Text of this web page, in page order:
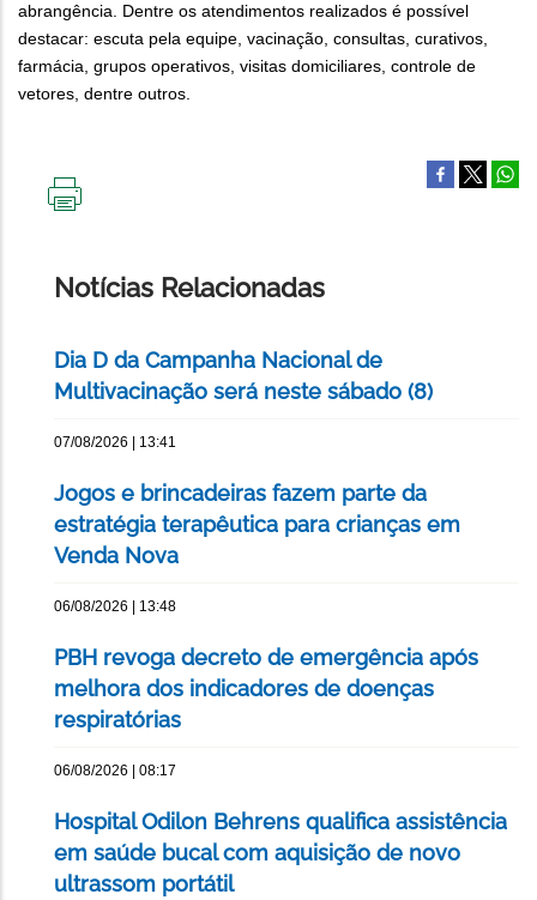
abrangência. Dentre os atendimentos realizados é possível
destacar: escuta pela equipe, vacinação, consultas, curativos,
farmácia, grupos operativos, visitas domiciliares, controle de
vetores, dentre outros.
Notícias Relacionadas
Dia D da Campanha Nacional de
Multivacinação será neste sábado (8)
07/08/2026 | 13:41
Jogos e brincadeiras fazem parte da
estratégia terapêutica para crianças em
Venda Nova
06/08/2026 | 13:48
PBH revoga decreto de emergência após
melhora dos indicadores de doenças
respiratórias
06/08/2026 | 08:17
Hospital Odilon Behrens qualifica assistência
em saúde bucal com aquisição de novo
ultrassom portátil